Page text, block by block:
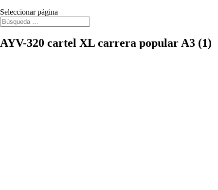
Seleccionar página
AYV-320 cartel XL carrera popular A3 (1)